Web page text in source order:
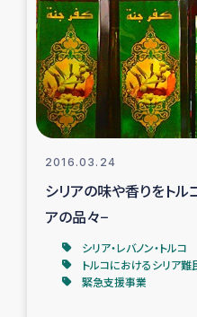
ガザ地区酪農を通し
ふりかけ普及と食生
フェア
女性の生計向上を通
2016.03.24
シリアの味や香りをト
アの品々−
シリア・レバノン・トルコ
トルコにおけるシリア
緊急支援事業